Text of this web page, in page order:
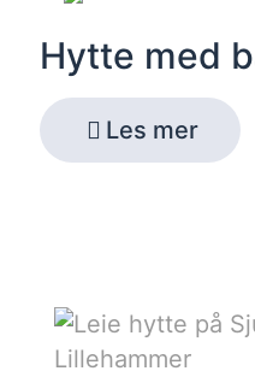
Hytte med
Les mer